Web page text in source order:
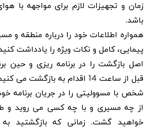
زمان و تجهیزات لازم برای مواجهه با
باشد.
همواره اطلاعات خود را درباره منطقه و
پیمایی، کامل و نکات ویژه را یادداشت
اصل بازگشت را در برنامه ریزی و حین
قبل از ساعت 14 اقدام به بازگشت می کنیم.
شخص با مسوولیتی را در جریان برنامه
از چه مسیری و با چه کسی می روید و
خواهید گشت. زمانی که بازگشتید به